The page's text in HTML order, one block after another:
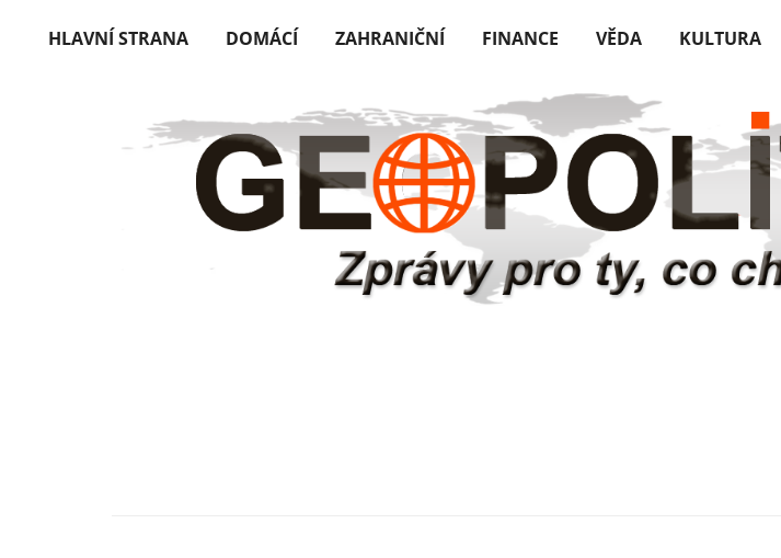
HLAVNÍ STRANA DOMÁCÍ ZAHRANIČNÍ FINANCE VĚDA KULTURA